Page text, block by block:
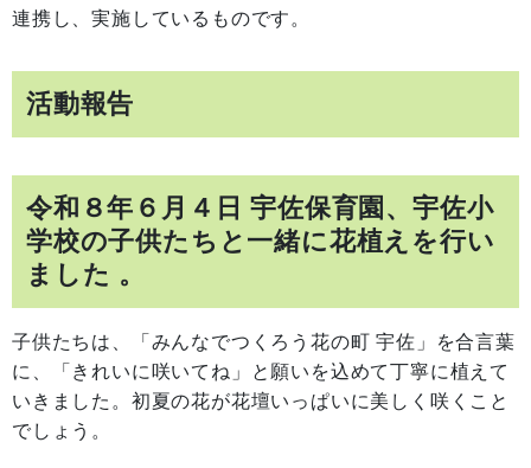
連携し、実施しているものです。
活動報告
令和８年６月４日 宇佐保育園、宇佐小
学校の子供たちと一緒に花植えを行い
ました 。
子供たちは、「みんなでつくろう花の町 宇佐」を合言葉
に、「きれいに咲いてね」と願いを込めて丁寧に植えて
いきました。初夏の花が花壇いっぱいに美しく咲くこと
でしょう。